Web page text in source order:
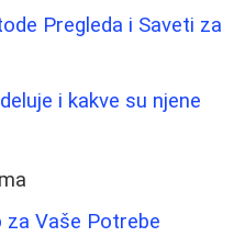
Pregleda i Saveti za
i kakve su njene
za Vaše Potrebe